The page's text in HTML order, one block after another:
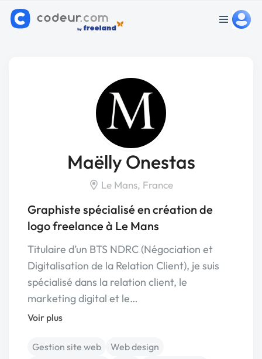
Maëlly Onestas
Le Mans, France
Graphiste spécialisé en création de
logo freelance à Le Mans
Titulaire d’un BTS NDRC (Négociation et
Digitalisation de la Relation Client), je suis
spécialisé dans la relation client, le
marketing digital et le…
Voir plus
Gestion site web
Web design